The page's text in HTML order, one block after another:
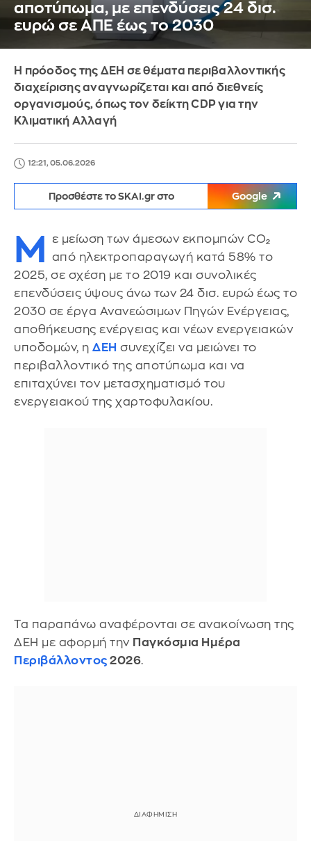
αποτύπωμα, με επενδύσεις 24 δισ.
ευρώ σε ΑΠΕ έως το 2030
Η πρόοδος της ΔΕΗ σε θέματα περιβαλλοντικής
διαχείρισης αναγνωρίζεται και από διεθνείς
οργανισμούς, όπως τον δείκτη CDP για την
Κλιματική Αλλαγή
12:21, 05.06.2026
Προσθέστε το SKAI.gr στο Google
Μ
ε μείωση των άμεσων εκπομπών CO₂
από ηλεκτροπαραγωγή κατά 58% το
2025, σε σχέση με το 2019 και συνολικές
επενδύσεις ύψους άνω των 24 δισ. ευρώ έως το
2030 σε έργα Ανανεώσιμων Πηγών Ενέργειας,
αποθήκευσης ενέργειας και νέων ενεργειακών
υποδομών, η ΔΕΗ συνεχίζει να μειώνει το
περιβαλλοντικό της αποτύπωμα και να
επιταχύνει τον μετασχηματισμό του
ενεργειακού της χαρτοφυλακίου.
Τα παραπάνω αναφέρονται σε ανακοίνωση της
ΔΕΗ με αφορμή την Παγκόσμια Ημέρα
Περιβάλλοντος 2026.